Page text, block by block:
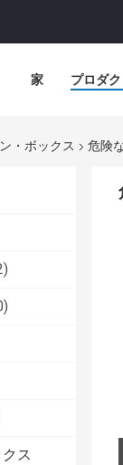
家 プロダク
・ボックス 危険
ス